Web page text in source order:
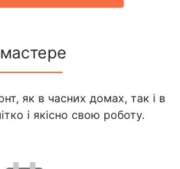
як в часних домах, так і в
і якісно свою роботу.